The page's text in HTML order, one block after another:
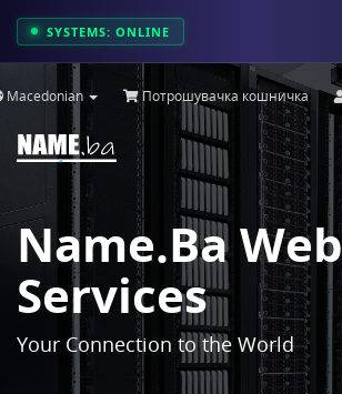
SYSTEMS: ONLINE
Macedonian Потрошувачка кошничка
Name.ba Web
Services
Your Connection to the World